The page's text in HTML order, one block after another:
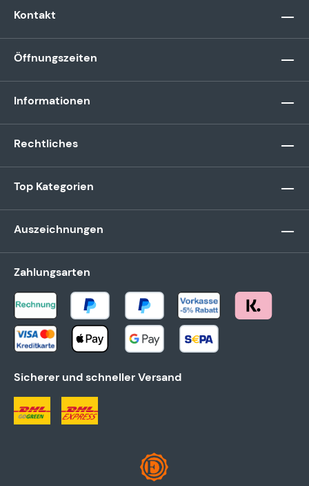
Kontakt
Öffnungszeiten
Informationen
Rechtliches
Top Kategorien
Auszeichnungen
Zahlungsarten
Sicherer und schneller Versand